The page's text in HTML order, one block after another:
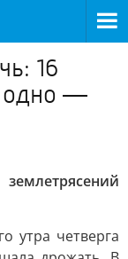
16
одно —
утра четверга